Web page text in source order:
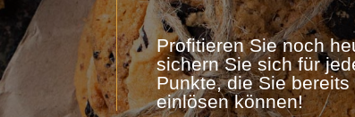
Profitieren Sie noch
sichern Sie sich für
Punkte, die Sie
einlösen können!